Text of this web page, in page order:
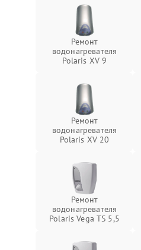
Ремонт
водонагревателя
Polaris XV 9
Ремонт
водонагревателя
Polaris XV 20
Ремонт
водонагревателя
Polaris Vega TS 5,5